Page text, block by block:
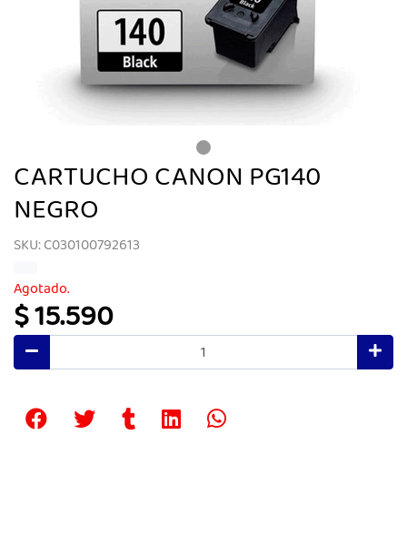
CARTUCHO CANON PG140
NEGRO
SKU: C030100792613
Agotado.
$ 15.590